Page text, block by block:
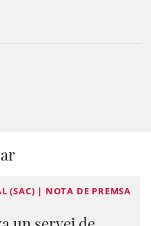
(SAC) | NOTA DE PREMSA